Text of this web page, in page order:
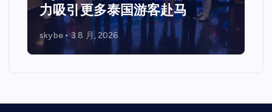
力吸引更多泰国游客赴马
skybe 3 8 月, 2026